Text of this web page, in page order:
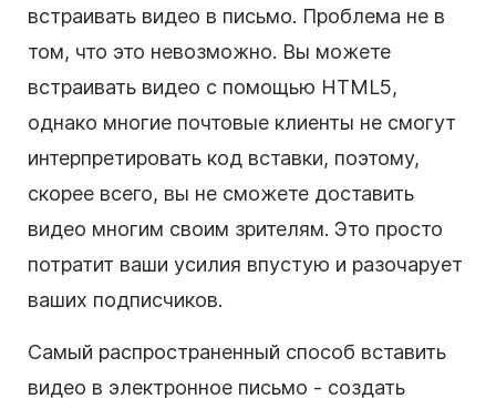
встраивать видео в письмо. Проблема не в
том, что это невозможно. Вы можете
встраивать видео с помощью HTML5,
однако многие почтовые клиенты не смогут
интерпретировать код вставки, поэтому,
скорее всего, вы не сможете доставить
видео многим своим зрителям. Это просто
потратит ваши усилия впустую и разочарует
ваших подписчиков.
Самый распространенный способ вставить
видео в электронное письмо - создать